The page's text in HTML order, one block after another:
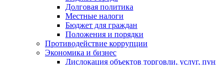
Долговая политика
Местные налоги
Бюджет для граждан
Положения и порядки
Противодействие коррупции
Экономика и бизнес
Дислокация объектов торговли, услуг,